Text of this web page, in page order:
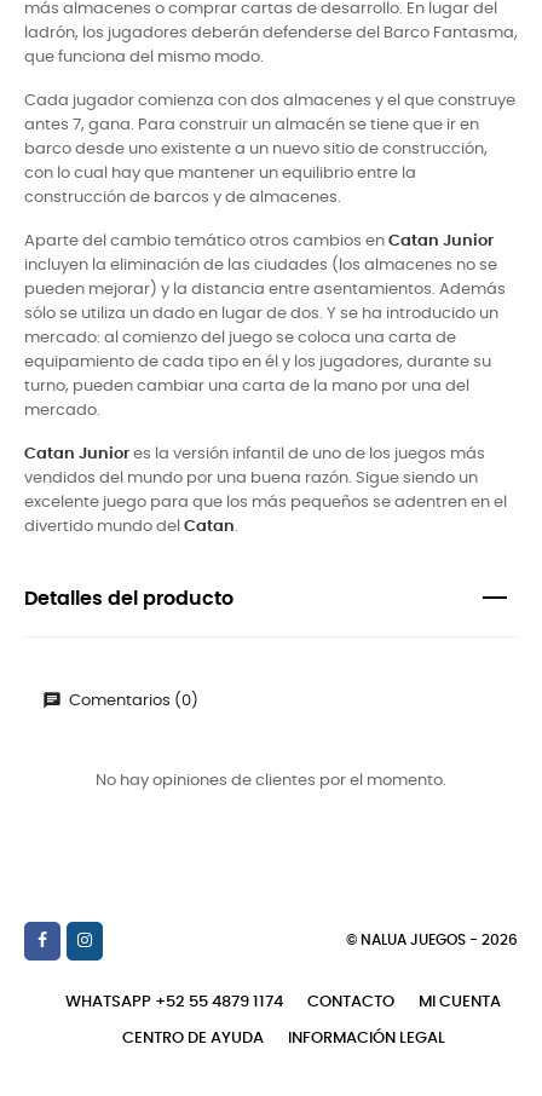
más almacenes o comprar cartas de desarrollo. En lugar del
ladrón, los jugadores deberán defenderse del Barco Fantasma,
que funciona del mismo modo.
Cada jugador comienza con dos almacenes y el que construye
antes 7, gana. Para construir un almacén se tiene que ir en
barco desde uno existente a un nuevo sitio de construcción,
con lo cual hay que mantener un equilibrio entre la
construcción de barcos y de almacenes.
Aparte del cambio temático otros cambios en Catan Junior
incluyen la eliminación de las ciudades (los almacenes no se
pueden mejorar) y la distancia entre asentamientos. Además
sólo se utiliza un dado en lugar de dos. Y se ha introducido un
mercado: al comienzo del juego se coloca una carta de
equipamiento de cada tipo en él y los jugadores, durante su
turno, pueden cambiar una carta de la mano por una del
mercado.
Catan Junior es la versión infantil de uno de los juegos más
vendidos del mundo por una buena razón. Sigue siendo un
excelente juego para que los más pequeños se adentren en el
divertido mundo del Catan.
Detalles del producto
Comentarios (0)
No hay opiniones de clientes por el momento.
© NALUA JUEGOS - 2026
WHATSAPP +52 55 4879 1174 CONTACTO MI CUENTA
CENTRO DE AYUDA INFORMACIÓN LEGAL